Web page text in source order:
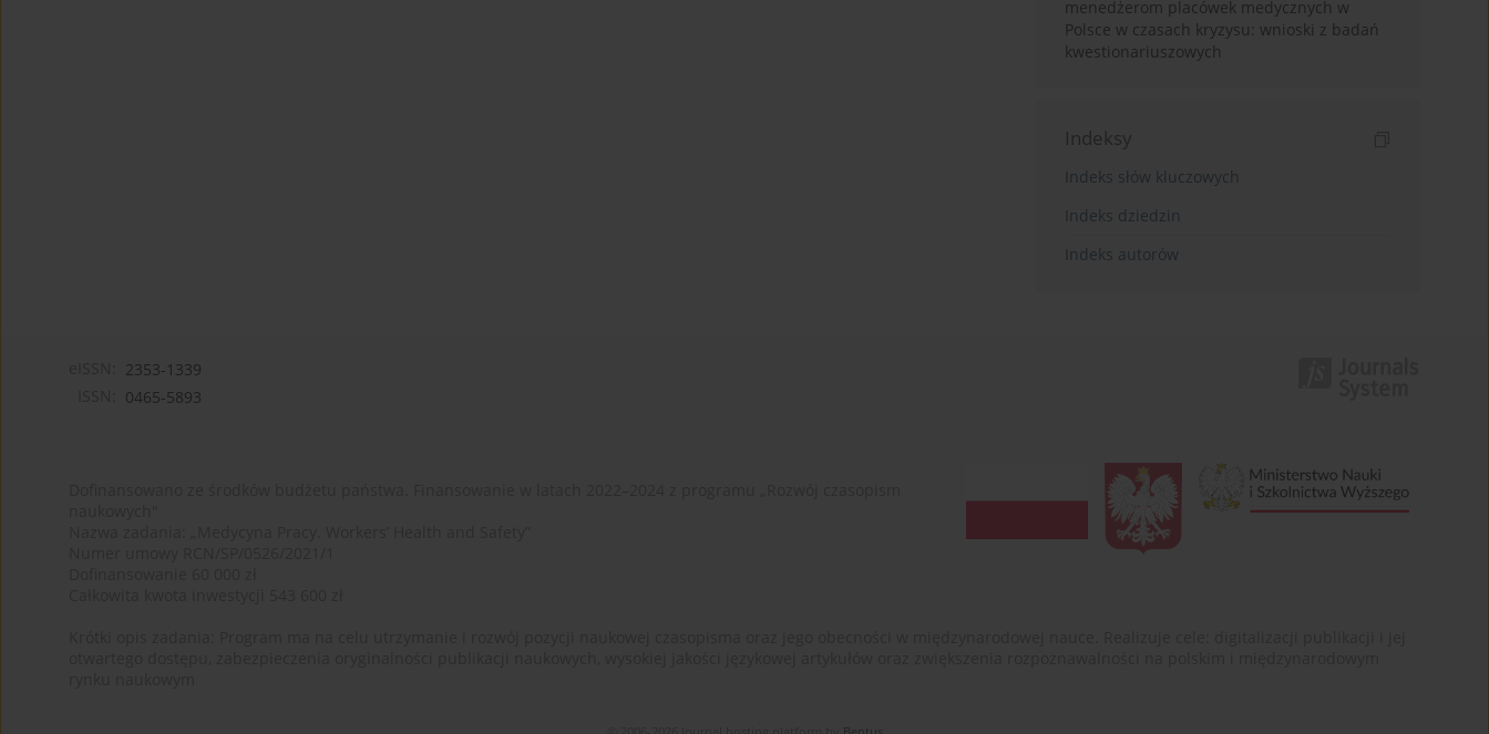
menedżerom placówek medycznych w
Polsce w czasach kryzysu: wnioski z badań
kwestionariuszowych
Indeksy
Indeks słów kluczowych
Indeks dziedzin
Indeks autorów
2353-1339
0465-5893